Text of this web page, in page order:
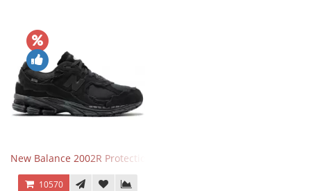
New Balance 2002R Protection Phantom Black
10570